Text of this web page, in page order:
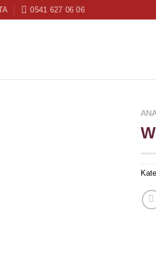
0541 627 06 06